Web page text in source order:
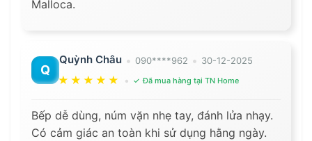
Malloca.
Q
Quỳnh Châu • 090****962 • 30-12-2025
★★★★★ • Đã mua hàng tại TN Home
Bếp dễ dùng, núm vặn nhẹ tay, đánh lửa nhạy.
Có cảm giác an toàn khi sử dụng hằng ngày.